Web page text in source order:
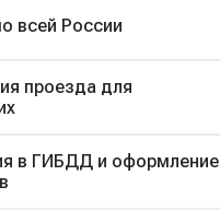
всей России
проезда для
в ГИБДД и оформление